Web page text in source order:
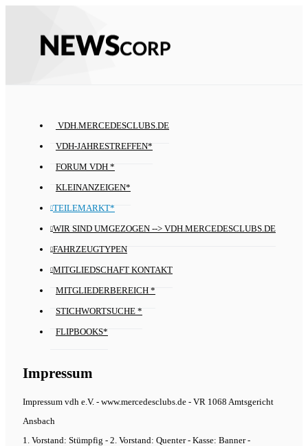
VDH.MERCEDESCLUBS.DE
VDH-JAHRESTREFFEN*
FORUM VDH *
KLEINANZEIGEN*
TEILEMARKT*
WIR SIND UMGEZOGEN --> VDH.MERCEDESCLUBS.DE
FAHRZEUGTYPEN
MITGLIEDSCHAFT KONTAKT
MITGLIEDERBEREICH *
STICHWORTSUCHE *
FLIPBOOKS*
Impressum
Impressum vdh e.V. - www.mercedesclubs.de - VR 1068 Amtsgericht
Ansbach
1. Vorstand: Stümpfig - 2. Vorstand: Quenter - Kasse: Banner -